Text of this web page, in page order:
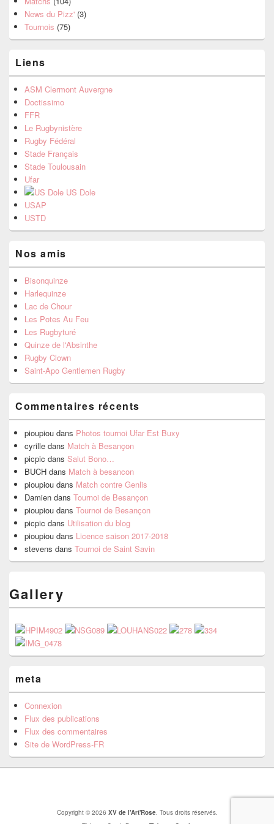
News du Pizz' (3)
Tournois (75)
Liens
ASM Clermont Auvergne
Doctissimo
FFR
Le Rugbynistère
Rugby Fédéral
Stade Français
Stade Toulousain
Ufar
US Dole
USAP
USTD
Nos amis
Bisonquinze
Harlequinze
Lac de Chour
Les Potes Au Feu
Les Rugbyturé
Quinze de l'Absinthe
Rugby Clown
Saint-Apo Gentlemen Rugby
Commentaires récents
pioupiou dans Photos tournoi Ufar Est Buxy
cyrille dans Match à Besançon
picpic dans Salut Bono…
BUCH dans Match à besancon
pioupiou dans Match contre Genlis
Damien dans Tournoi de Besançon
pioupiou dans Tournoi de Besançon
picpic dans Utilisation du blog
pioupiou dans Licence saison 2017-2018
stevens dans Tournoi de Saint Savin
Gallery
meta
Connexion
Flux des publications
Flux des commentaires
Site de WordPress-FR
Copyright © 2026 XV de l'Art'Rose. Tous droits réservés.